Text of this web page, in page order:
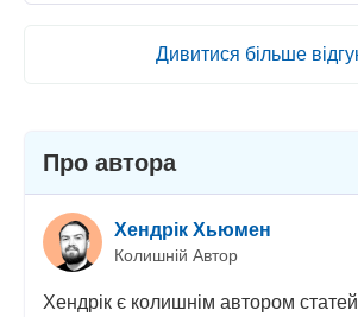
Дивитися більше
Про автора
Хендрік Хьюмен
Колишній Автор
Хендрік є колишнім автором